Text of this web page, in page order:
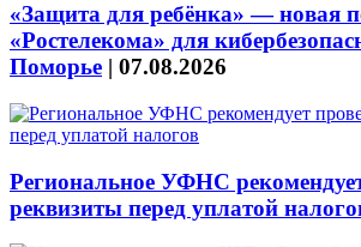
«Защита для ребёнка» — новая
«Ростелекома» для
Поморье | 07.08.2026
Региональное УФНС
реквизиты перед уплатой